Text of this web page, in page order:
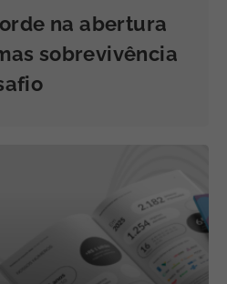
na abertura
sobrevivência